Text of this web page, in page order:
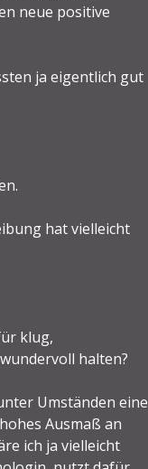
neue positive
ja eigentlich gut
hat vielleicht
klug,
halten?
Umständen eine
Ausmaß an
ich ja vielleicht